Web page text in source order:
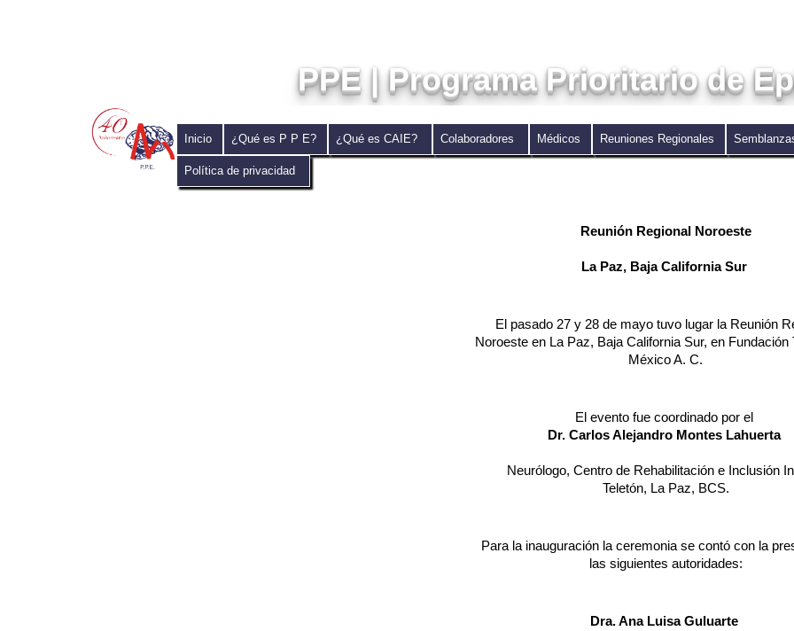
PPE | Programa Prioritario de
Inicio ¿Qué es P P E? ¿Qué es CAIE? Colaboradores Médicos Reuniones Regionales
Política de privacidad
				Reunión Regional Noroeste
				La Paz, Baja California Sur
				México A. C.
				El evento fue coordinado por el
				Dr. Carlos Alejandro Montes Lahuerta
				Teletón, La Paz, BCS.
				las siguientes autoridades:
				Dra. Ana Luisa Guluarte